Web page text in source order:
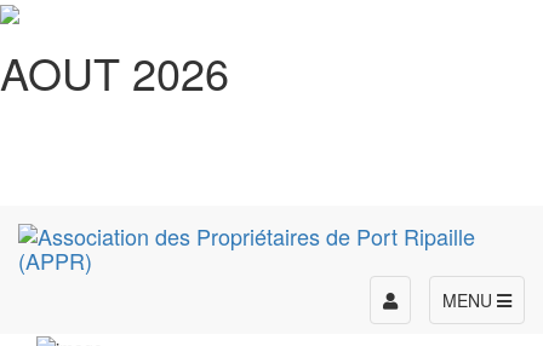
AOUT 2026
MENU
Toggle
navigation